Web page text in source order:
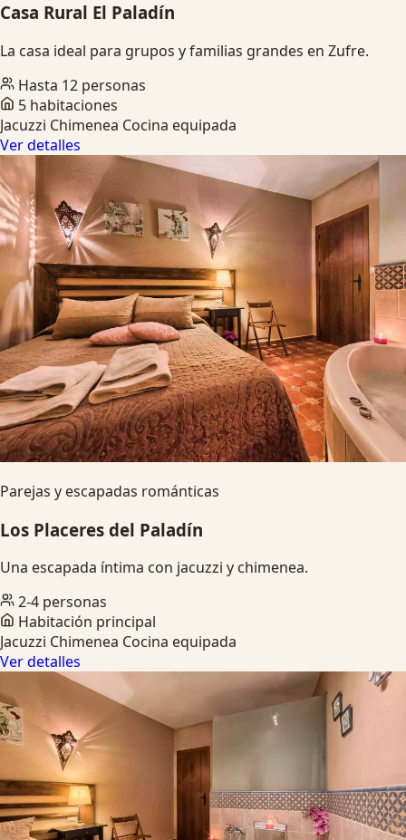
Casa Rural El Paladín
La casa ideal para grupos y familias grandes en Zufre.
Hasta 12 personas
5 habitaciones
Jacuzzi Chimenea Cocina equipada
Ver detalles
Parejas y escapadas románticas
Los Placeres del Paladín
Una escapada íntima con jacuzzi y chimenea.
2-4 personas
Habitación principal
Jacuzzi Chimenea Cocina equipada
Ver detalles